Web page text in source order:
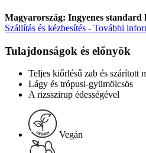
Magyarország: Ingyenes standard
Szállítás és kézbesítés - További
Tulajdonságok és előnyök
Teljes kiőrlésű zab és szárított
Lágy és trópusi-gyümölcsös
A rizsszirup édességével
Vegán